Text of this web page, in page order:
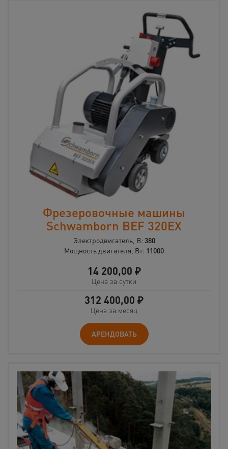
Фрезеровочные машины
Schwamborn BEF 320EX
Электродвигатель, В: 380
Мощность двигателя, Вт: 11000
14 200,00 ₽
Цена за сутки
312 400,00 ₽
Цена за месяц
АРЕНДОВАТЬ